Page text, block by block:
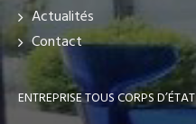
Actualités
Contact
ENTREPRISE TOUS CORPS D’ÉTAT